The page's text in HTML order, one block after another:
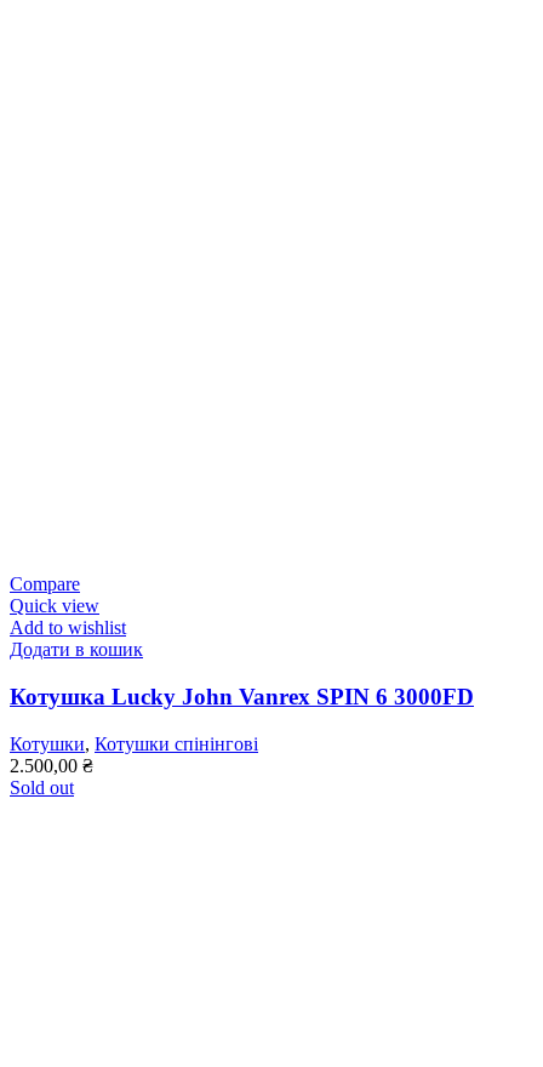
Compare
Quick view
Add to wishlist
Додати в кошик
Котушка Lucky John Vanrex SPIN 6 3000FD
Котушки, Котушки спінінгові
2.500,00 ₴
Sold out